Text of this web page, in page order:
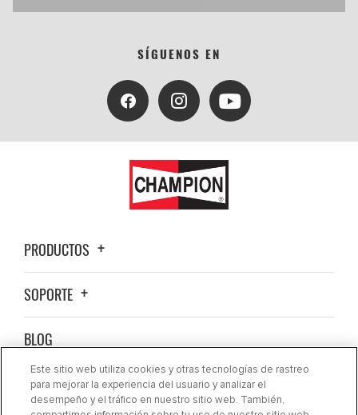
SÍGUENOS EN
PRODUCTOS
SOPORTE
BLOG
ACERCA DE NOSOTROS
Este sitio web utiliza cookies y otras tecnologías de rastreo
para mejorar la experiencia del usuario y analizar el
desempeño y el tráfico en nuestro sitio web. También,